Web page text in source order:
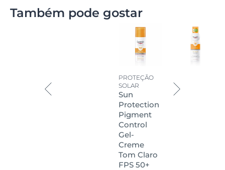
Também pode gostar
PROTEÇÃO
SOLAR
Sun
Protection
Pigment
Control
Gel-
Creme
Tom Claro
FPS 50+